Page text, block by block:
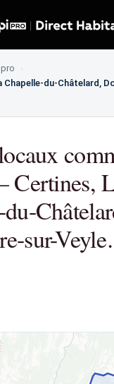
Chapelle-du-Châtelard,
Certines,
sur-